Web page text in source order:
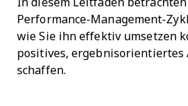
In diesem Leitfaden
Performance-Management-
wie Sie ihn effektiv umsetzen
positives, ergebnisorientiertes
schaffen.